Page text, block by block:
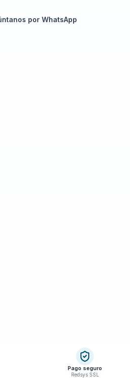
por WhatsApp
Pago seguro
Redsys SSL